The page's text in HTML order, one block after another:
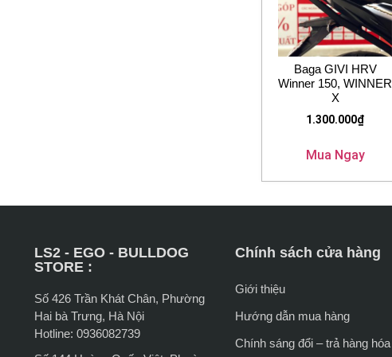
Baga GIVI HRV
Winner 150, WINNER
X
1.300.000₫
Mua Ngay
LS2 - EGO - BULLDOG
STORE :
Số 426 Trần Khát Chân, Phường
Hai bà Trưng, Hà Nội
Hotline: 0936082739
Chính sách cửa hàng
Giới thiệu
Hướng dẫn mua hàng
Chính sáng đổi – trả hàng hóa